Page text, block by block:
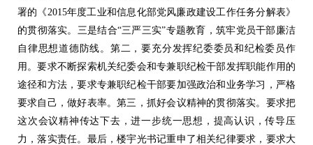
署的《2015年度工业和信息化部党风廉政建设工作任务分解表》
的贯彻落实。三是结合“三严三实”专题教育，筑牢党员干部廉洁
自律思想道德防线。第二，要充分发挥纪委委员和纪检委员作
用。要求不断探索机关纪委会和专兼职纪检干部发挥职能作用的
途径和方法，要求专兼职纪检干部要加强政治和业务学习，严格
要求自己，做好表率。第三，抓好会议精神的贯彻落实。要求把
这次会议精神传达下去，进一步统一思想，提高认识，传导压
力，落实责任。最后，楼宇光书记重申了相关纪律要求，要求大